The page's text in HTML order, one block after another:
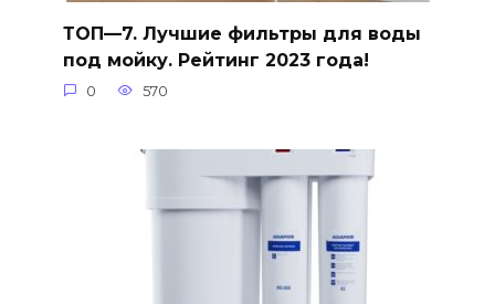
ТОП—7. Лучшие фильтры для воды
под мойку. Рейтинг 2023 года!
0 570